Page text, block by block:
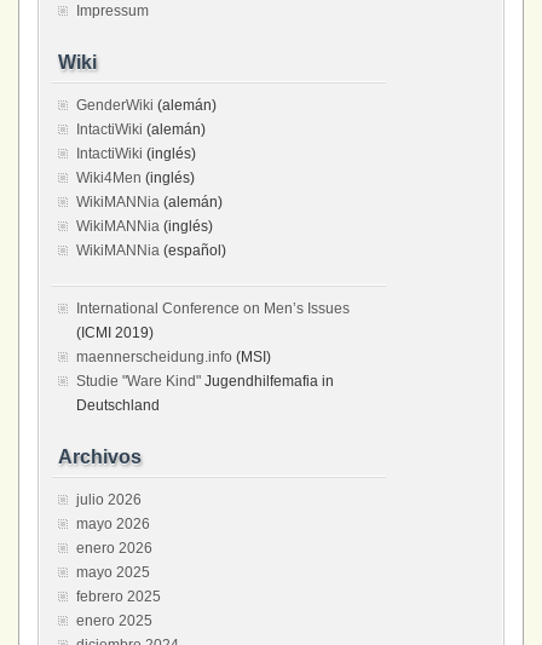
Impressum
Wiki
GenderWiki (alemán)
IntactiWiki (alemán)
IntactiWiki (inglés)
Wiki4Men (inglés)
WikiMANNia (alemán)
WikiMANNia (inglés)
WikiMANNia (español)
International Conference on Men’s Issues
(ICMI 2019)
maennerscheidung.info (MSI)
Studie "Ware Kind" Jugendhilfemafia in
Deutschland
Archivos
julio 2026
mayo 2026
enero 2026
mayo 2025
febrero 2025
enero 2025